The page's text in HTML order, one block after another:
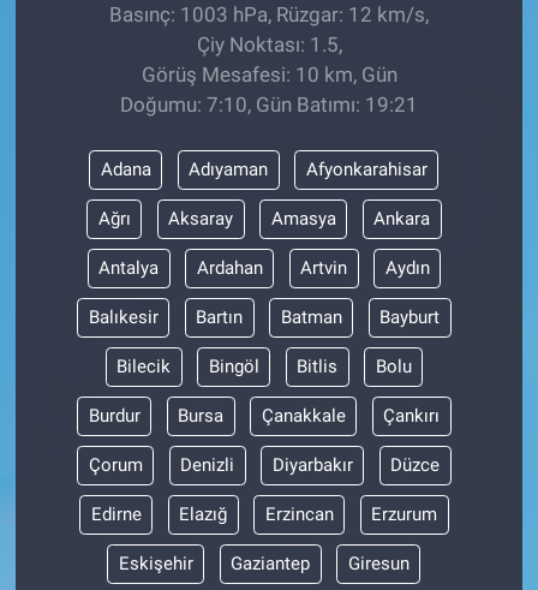
Basınç: 1003 hPa, Rüzgar: 12 km/s,
Çiy Noktası: 1.5,
Görüş Mesafesi: 10 km, Gün
Doğumu: 7:10, Gün Batımı: 19:21
Adana Adıyaman Afyonkarahisar
Ağrı Aksaray Amasya Ankara
Antalya Ardahan Artvin Aydın
Balıkesir Bartın Batman Bayburt
Bilecik Bingöl Bitlis Bolu
Burdur Bursa Çanakkale Çankırı
Çorum Denizli Diyarbakır Düzce
Edirne Elazığ Erzincan Erzurum
Eskişehir Gaziantep Giresun